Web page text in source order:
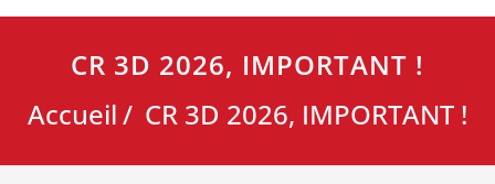
CR 3D 2026, IMPORTANT !
Accueil
CR 3D 2026, IMPORTANT !